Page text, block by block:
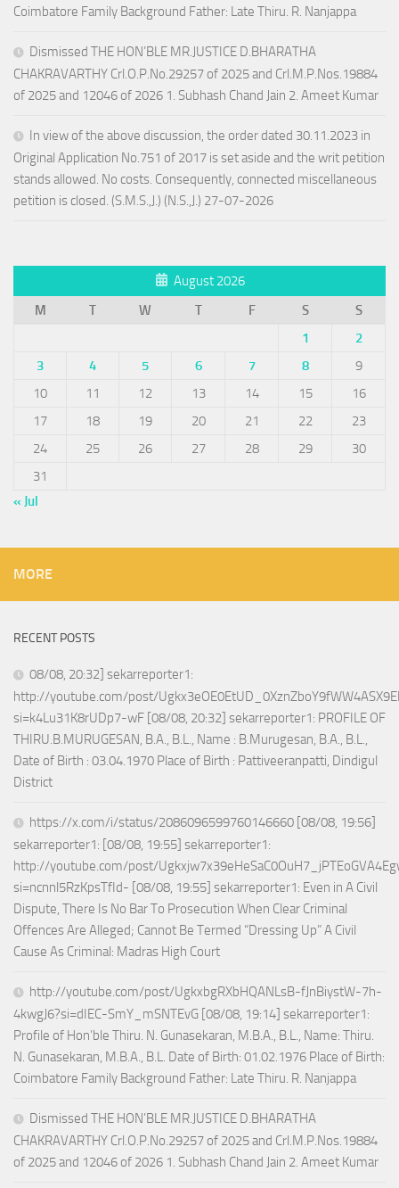
Coimbatore Family Background Father: Late Thiru. R. Nanjappa
Dismissed THE HON’BLE MR.JUSTICE D.BHARATHA
CHAKRAVARTHY Crl.O.P.No.29257 of 2025 and Crl.M.P.Nos.19884
of 2025 and 12046 of 2026 1. Subhash Chand Jain 2. Ameet Kumar
In view of the above discussion, the order dated 30.11.2023 in
Original Application No.751 of 2017 is set aside and the writ petition
stands allowed. No costs. Consequently, connected miscellaneous
petition is closed. (S.M.S.,J.) (N.S.,J.) 27-07-2026
August 2026
M
T W T F S
S
1
2
3
4 5 6 7 8
9
10
11 12 13 14 15
16
17
18 19 20 21 22
23
24
25 26 27 28 29
30
31
« Jul
MORE
RECENT POSTS
08/08, 20:32] sekarreporter1:
http://youtube.com/post/
si=k4Lu31K8rUDp7-wF [08/08, 20:32] sekarreporter1: PROFILE OF
THIRU.B.MURUGESAN, B.A., B.L., Name : B.Murugesan, B.A., B.L.,
Date of Birth : 03.04.1970 Place of Birth : Pattiveeranpatti, Dindigul
District
https://x.com/i/status/2086096599760146660 [08/08, 19:56]
sekarreporter1: [08/08, 19:55] sekarreporter1:
http://youtube.com/post/
si=ncnnl5RzKpsTfId- [08/08, 19:55] sekarreporter1: Even in A Civil
Dispute, There Is No Bar To Prosecution When Clear Criminal
Offences Are Alleged; Cannot Be Termed “Dressing Up” A Civil
Cause As Criminal: Madras High Court
http://youtube.com/post/UgkxbgRXbHQANLsB-fJnBiystW-7h-
4kwgJ6?si=dIEC-SmY_mSNTEvG [08/08, 19:14] sekarreporter1:
Profile of Hon’ble Thiru. N. Gunasekaran, M.B.A., B.L., Name: Thiru.
N. Gunasekaran, M.B.A., B.L. Date of Birth: 01.02.1976 Place of Birth:
Coimbatore Family Background Father: Late Thiru. R. Nanjappa
Dismissed THE HON’BLE MR.JUSTICE D.BHARATHA
CHAKRAVARTHY Crl.O.P.No.29257 of 2025 and Crl.M.P.Nos.19884
of 2025 and 12046 of 2026 1. Subhash Chand Jain 2. Ameet Kumar